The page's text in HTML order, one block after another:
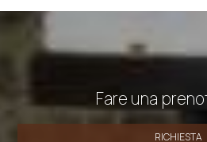
Fare una
RICHIESTA